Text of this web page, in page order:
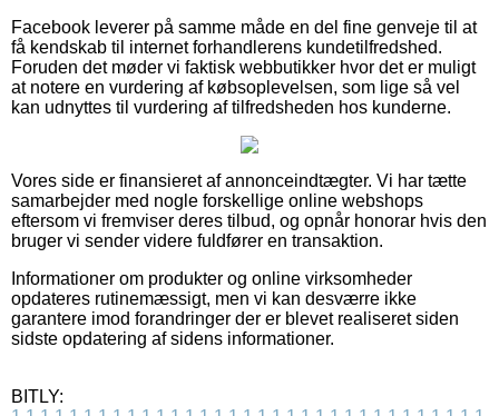
Facebook leverer på samme måde en del fine genveje til at
få kendskab til internet forhandlerens kundetilfredshed.
Foruden det møder vi faktisk webbutikker hvor det er muligt
at notere en vurdering af købsoplevelsen, som lige så vel
kan udnyttes til vurdering af tilfredsheden hos kunderne.
Vores side er finansieret af annonceindtægter. Vi har tætte
samarbejder med nogle forskellige online webshops
eftersom vi fremviser deres tilbud, og opnår honorar hvis den
bruger vi sender videre fuldfører en transaktion.
Informationer om produkter og online virksomheder
opdateres rutinemæssigt, men vi kan desværre ikke
garantere imod forandringer der er blevet realiseret siden
sidste opdatering af sidens informationer.
BITLY: